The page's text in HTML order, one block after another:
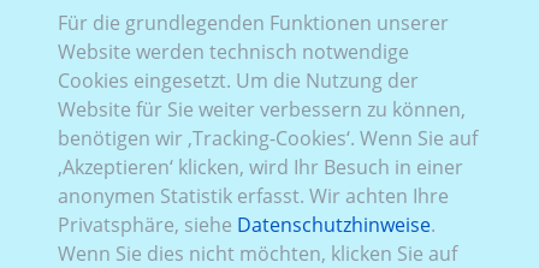
Bell 412
Für die grundlegenden Funktionen unserer
Website werden technisch notwendige
Cookies eingesetzt. Um die Nutzung der
Website für Sie weiter verbessern zu können,
benötigen wir ‚Tracking-Cookies‘. Wenn Sie auf
‚Akzeptieren‘ klicken, wird Ihr Besuch in einer
anonymen Statistik erfasst. Wir achten Ihre
Privatsphäre, siehe Datenschutzhinweise.
Wenn Sie dies nicht möchten, klicken Sie auf